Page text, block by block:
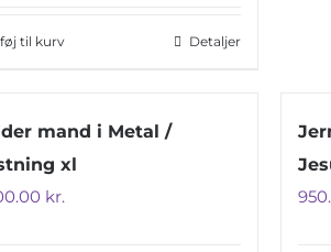
til kurv Detaljer
mand i Metal /
xl
kr.